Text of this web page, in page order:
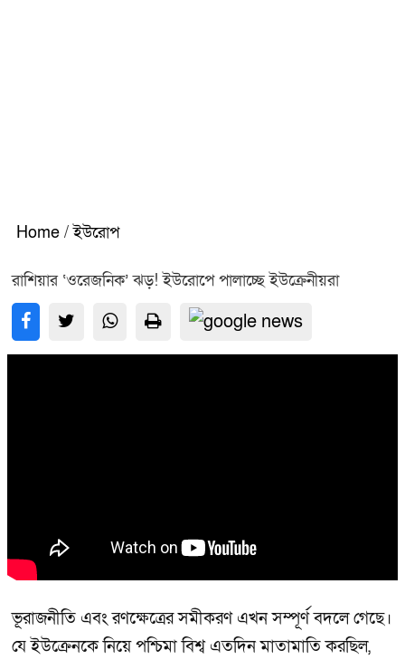
Home / ইউরোপ
রাশিয়ার ‘ওরেজনিক’ ঝড়! ইউরোপে পালাচ্ছে ইউক্রেনীয়রা
ভূরাজনীতি এবং রণক্ষেত্রের সমীকরণ এখন সম্পূর্ণ বদলে গেছে।
যে ইউক্রেনকে নিয়ে পশ্চিমা বিশ্ব এতদিন মাতামাতি করছিল,